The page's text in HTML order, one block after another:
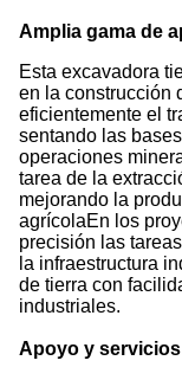
Amplia gama de
Esta excavadora
en la construcción
eficientemente el
sentando las
operaciones
tarea de la
mejorando la
agrícolaEn los
precisión las
la infraestructura
de tierra con
industriales.
Apoyo y servicios